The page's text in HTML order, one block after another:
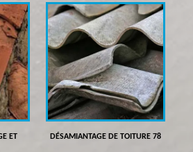
ET
DÉSAMIANTAGE DE TOITURE 78